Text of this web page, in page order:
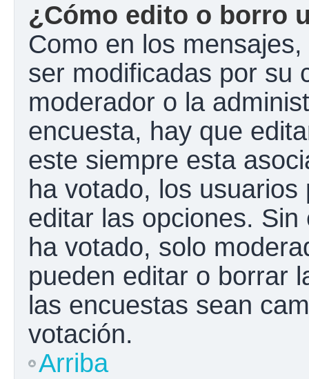
¿Cómo edito o borro
Como en los
ser modificadas por su
moderador o la
encuesta, hay que
este siempre esta
ha votado, los
editar las opciones.
ha votado, solo
pueden editar o borrar
las encuestas sean
votación.
Arriba